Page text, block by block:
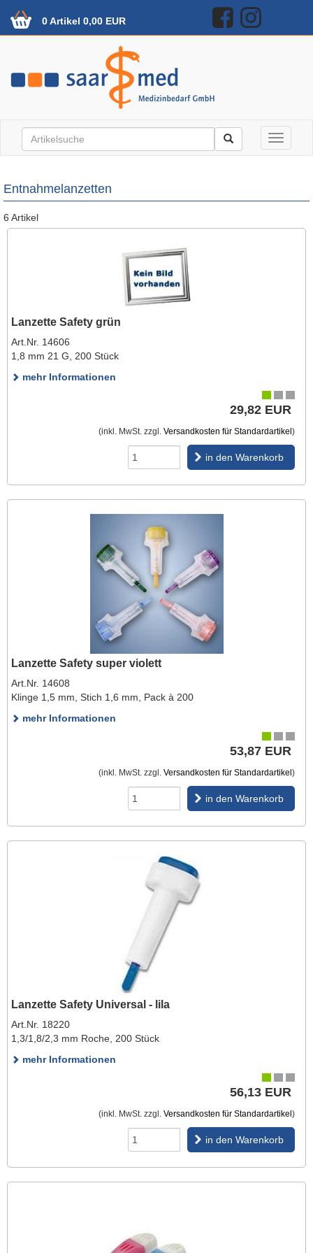
0 Artikel 0,00 EUR
Toggle
Entnahmelanzetten
6 Artikel
Lanzette Safety grün
Art.Nr. 14606
1,8 mm 21 G, 200 Stück
mehr Informationen
29,82 EUR
(inkl. MwSt. zzgl. Versandkosten für Standardartikel )
in den Warenkorb
Lanzette Safety super violett
Art.Nr. 14608
Klinge 1,5 mm, Stich 1,6 mm, Pack à 200
mehr Informationen
53,87 EUR
(inkl. MwSt. zzgl. Versandkosten für Standardartikel )
in den Warenkorb
Lanzette Safety Universal - lila
Art.Nr. 18220
1,3/1,8/2,3 mm Roche, 200 Stück
mehr Informationen
56,13 EUR
(inkl. MwSt. zzgl. Versandkosten für Standardartikel )
in den Warenkorb